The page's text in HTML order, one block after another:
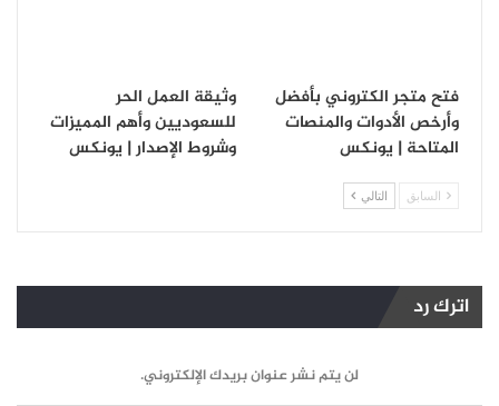
فتح متجر الكتروني بأفضل
وأرخص الأدوات والمنصات
المتاحة | يونكس
وثيقة العمل الحر
للسعوديين وأهم المميزات
وشروط الإصدار | يونكس
السابق التالي
اترك رد
لن يتم نشر عنوان بريدك الإلكتروني.